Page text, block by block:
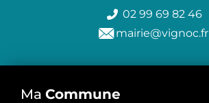
02 99 69 82 46
mairie@vignoc.fr
Ma Commune